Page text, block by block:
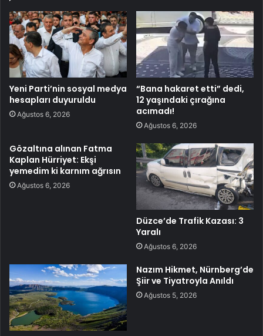
Yeni Parti’nin sosyal medya
hesapları duyuruldu
Ağustos 6, 2026
“Bana hakaret etti” dedi,
12 yaşındaki çırağına
acımadı!
Ağustos 6, 2026
Gözaltına alınan Fatma
Kaplan Hürriyet: Ekşi
yemedim ki karnım ağrısın
Ağustos 6, 2026
Düzce’de Trafik Kazası: 3
Yaralı
Ağustos 6, 2026
Nazım Hikmet, Nürnberg’de
Şiir ve Tiyatroyla Anıldı
Ağustos 5, 2026